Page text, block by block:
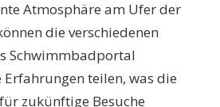
Atmosphäre am Ufer der
die verschiedenen
Schwimmbadportal
teilen, was die
zukünftige Besuche